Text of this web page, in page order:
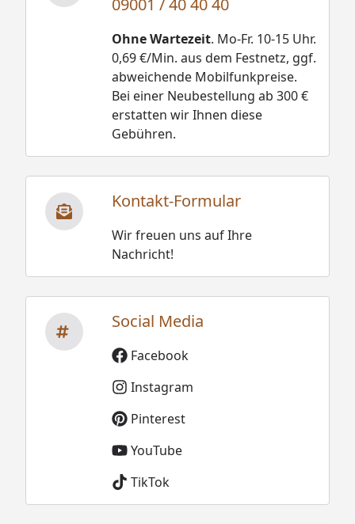
Ohne Wartezeit. Mo-Fr. 10-15 Uhr.
0,69 €/Min. aus dem Festnetz, ggf.
abweichende Mobilfunkpreise.
Bei einer Neubestellung ab 300 €
erstatten wir Ihnen diese
Gebühren.
Kontakt-Formular
Wir freuen uns auf Ihre
Nachricht!
Social Media
Facebook
Instagram
Pinterest
YouTube
TikTok